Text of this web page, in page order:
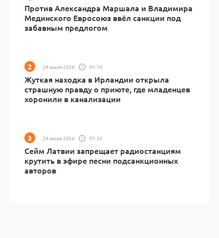
Против Александра Маршала и Владимира
Мединского Евросоюз ввёл санкции под
забавным предлогом
24 июля 2026 01:15
Жуткая находка в Ирландии открыла
страшную правду о приюте, где младенцев
хоронили в канализации
24 июля 2026 01:55
Сейм Латвии запрещает радиостанциям
крутить в эфире песни подсанкционных
авторов